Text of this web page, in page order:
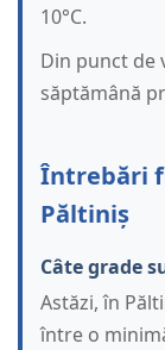
10°C.
Din punct de
săptămână
Întrebări
Păltiniș
Câte grade
Astăzi, în
între o